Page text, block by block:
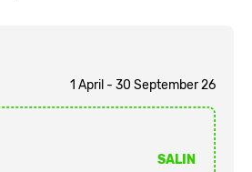
1 April - 30 September 26
SALIN